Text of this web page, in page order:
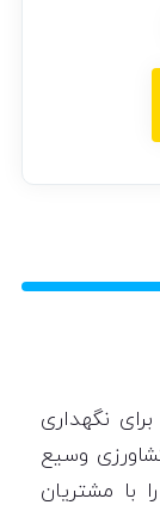
نگهداری
وسیع
با مشتریان